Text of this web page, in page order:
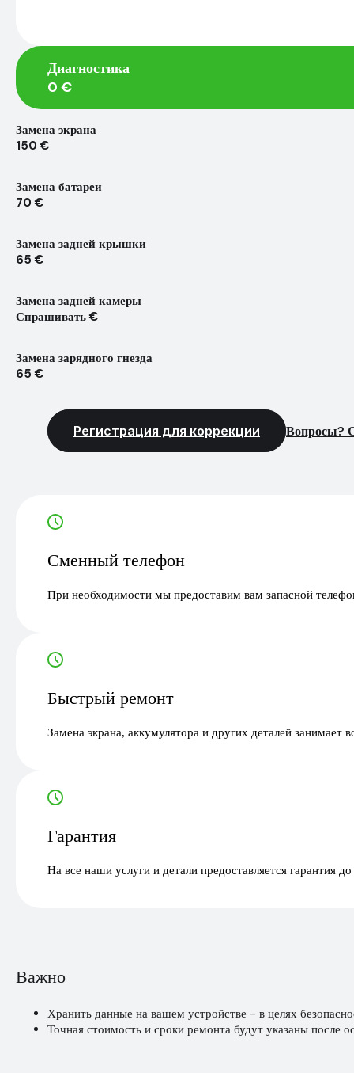
Диагностика
0 €
Замена экрана
150 €
Замена батареи
70 €
Замена задней крышки
65 €
Замена задней камеры
Спрашивать €
Замена зарядного гнезда
65 €
Регистрация для коррекции Вопросы?
Сменный телефон
При необходимости мы предоставим вам запасной
Быстрый ремонт
Замена экрана, аккумулятора и других деталей занимает
Гарантия
На все наши услуги и детали предоставляется гарантия
Важно
Хранить данные на вашем устройстве - в целях
Точная стоимость и сроки ремонта будут указаны после